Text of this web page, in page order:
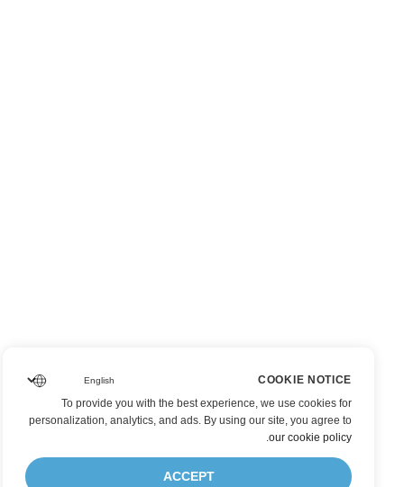
COOKIE NOTICE
To provide you with the best experience, we use cookies for
personalization, analytics, and ads. By using our site, you agree to
our cookie policy
.
ACCEPT